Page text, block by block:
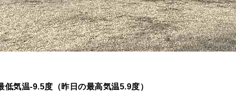
気温-9.5度（昨日の最高気温5.9度）